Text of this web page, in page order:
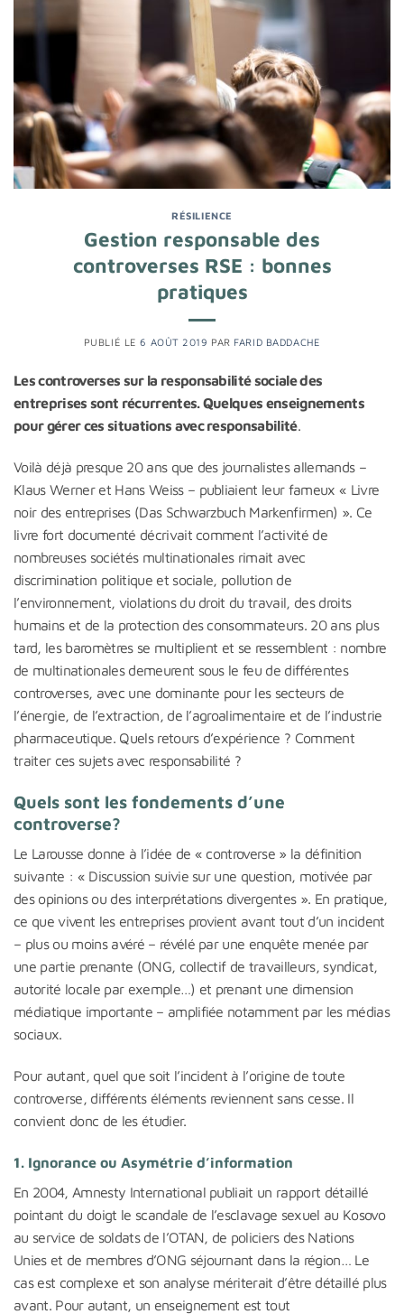
RÉSILIENCE
Gestion responsable des
controverses RSE : bonnes
pratiques
PUBLIÉ LE6 AOÛT 2019 PAR FARID BADDACHE
Les controverses sur la responsabilité sociale des
entreprises sont récurrentes. Quelques enseignements
pour gérer ces situations avec responsabilité.
Voilà déjà presque 20 ans que des journalistes allemands –
Klaus Werner et Hans Weiss – publiaient leur fameux « Livre
noir des entreprises (Das Schwarzbuch Markenfirmen) ». Ce
livre fort documenté décrivait comment l’activité de
nombreuses sociétés multinationales rimait avec
discrimination politique et sociale, pollution de
l’environnement, violations du droit du travail, des droits
humains et de la protection des consommateurs. 20 ans plus
tard, les baromètres se multiplient et se ressemblent : nombre
de multinationales demeurent sous le feu de différentes
controverses, avec une dominante pour les secteurs de
l’énergie, de l’extraction, de l’agroalimentaire et de l’industrie
pharmaceutique. Quels retours d’expérience ? Comment
traiter ces sujets avec responsabilité ?
Quels sont les fondements d’une
controverse?
Le Larousse donne à l’idée de « controverse » la définition
suivante : « Discussion suivie sur une question, motivée par
des opinions ou des interprétations divergentes ». En pratique,
ce que vivent les entreprises provient avant tout d’un incident
– plus ou moins avéré – révélé par une enquête menée par
une partie prenante (ONG, collectif de travailleurs, syndicat,
autorité locale par exemple…) et prenant une dimension
médiatique importante – amplifiée notamment par les médias
sociaux.
Pour autant, quel que soit l’incident à l’origine de toute
controverse, différents éléments reviennent sans cesse. Il
convient donc de les étudier.
1. Ignorance ou Asymétrie d’information
En 2004, Amnesty International publiait un rapport détaillé
pointant du doigt le scandale de l’esclavage sexuel au Kosovo
au service de soldats de l’OTAN, de policiers des Nations
Unies et de membres d’ONG séjournant dans la région… Le
cas est complexe et son analyse mériterait d’être détaillé plus
avant. Pour autant, un enseignement est tout